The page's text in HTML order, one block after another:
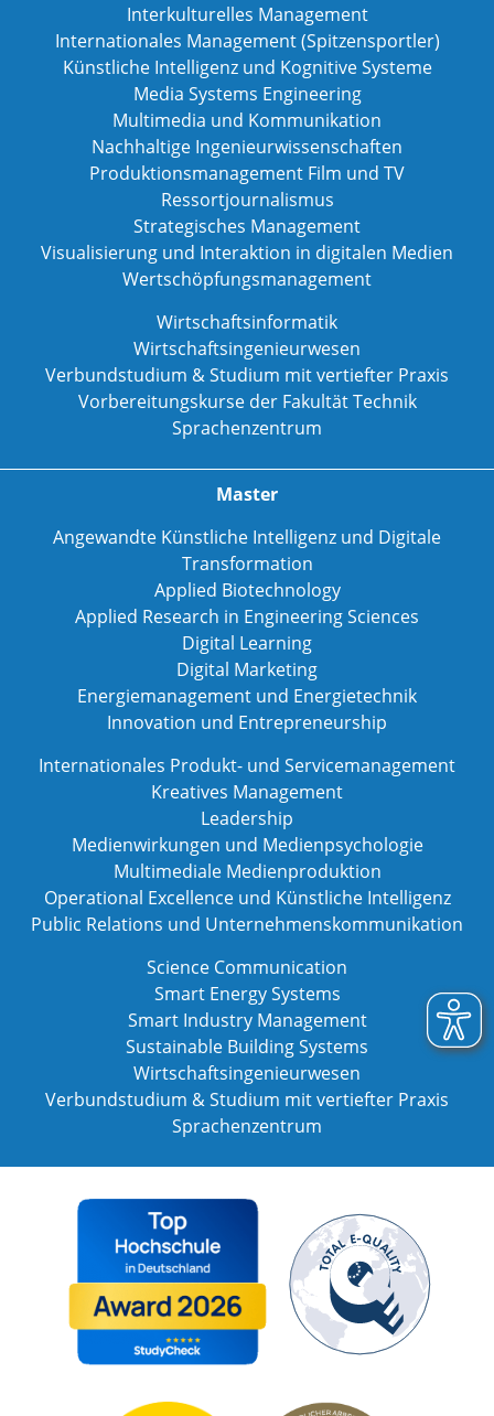
Interkulturelles Management
Internationales Management (Spitzensportler)
Künstliche Intelligenz und Kognitive Systeme
Media Systems Engineering
Multimedia und Kommunikation
Nachhaltige Ingenieurwissenschaften
Produktionsmanagement Film und TV
Ressortjournalismus
Strategisches Management
Visualisierung und Interaktion in digitalen Medien
Wertschöpfungsmanagement
Wirtschaftsinformatik
Wirtschaftsingenieurwesen
Verbundstudium & Studium mit vertiefter Praxis
Vorbereitungskurse der Fakultät Technik
Sprachenzentrum
Master
Angewandte Künstliche Intelligenz und Digitale
Transformation
Applied Biotechnology
Applied Research in Engineering Sciences
Digital Learning
Digital Marketing
Energiemanagement und Energietechnik
Innovation und Entrepreneurship
Internationales Produkt- und Servicemanagement
Kreatives Management
Leadership
Medienwirkungen und Medienpsychologie
Multimediale Medienproduktion
Operational Excellence und Künstliche Intelligenz
Public Relations und Unternehmenskommunikation
Science Communication
Smart Energy Systems
Smart Industry Management
Sustainable Building Systems
Wirtschaftsingenieurwesen
Verbundstudium & Studium mit vertiefter Praxis
Sprachenzentrum